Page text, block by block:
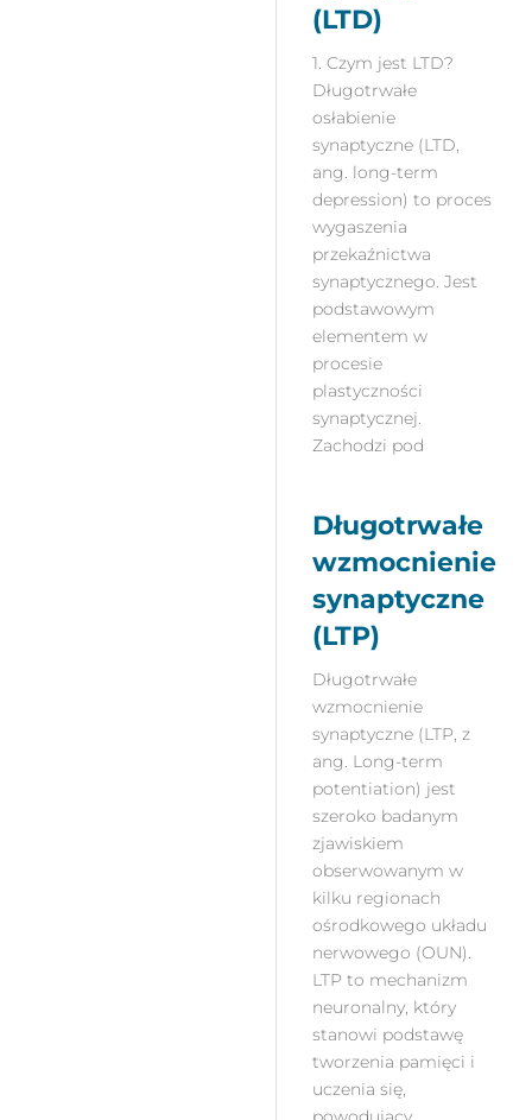
(LTD)
1. Czym jest LTD?
Długotrwałe
osłabienie
synaptyczne (LTD,
ang. long-term
depression) to proces
wygaszenia
przekaźnictwa
synaptycznego. Jest
podstawowym
elementem w
procesie
plastyczności
synaptycznej.
Zachodzi pod
Długotrwałe
wzmocnienie
synaptyczne
(LTP)
Długotrwałe
wzmocnienie
synaptyczne (LTP, z
ang. Long-term
potentiation) jest
szeroko badanym
zjawiskiem
obserwowanym w
kilku regionach
ośrodkowego układu
nerwowego (OUN).
LTP to mechanizm
neuronalny, który
stanowi podstawę
tworzenia pamięci i
uczenia się,